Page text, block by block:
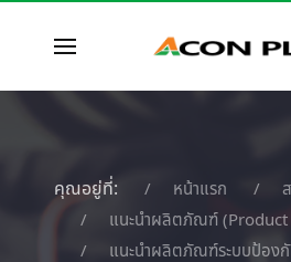
คุณอยู่ที่: หน้าแรก
แนะนำผลิตภัณฑ์ (Product
แนะนำผลิตภัณฑ์ระบบป้อง